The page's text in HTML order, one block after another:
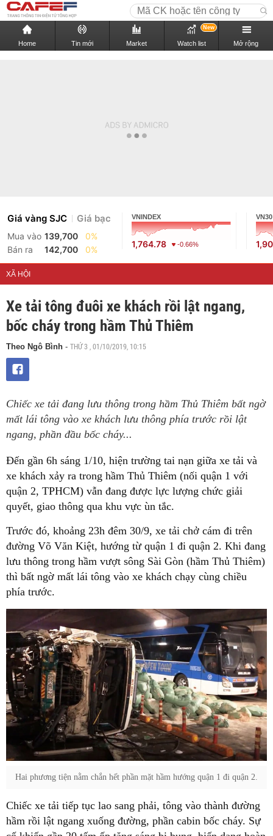
Home Tin mới Market Watch list
New
Mở rộng
Giá vàng SJC Giá bạc
Mua vào 139,700
0%
Bán ra
142,700 0%
VNINDEX
1,764.78 -0.66%
VN30
XÃ HỘI
Xe tải tông đuôi xe khách rồi lật ngang,
bốc cháy trong hầm Thủ Thiêm
Theo Ngô Bình - THỨ 3 , 01/10/2019, 10:15
Chiếc xe tải đang lưu thông trong hầm Thủ Thiêm bất ngờ
mất lái tông vào xe khách lưu thông phía trước rồi lật
ngang, phần đầu bốc cháy...
Đến gần 6h sáng 1/10, hiện trường tai nạn giữa xe tải và
xe khách xảy ra trong hầm Thủ Thiêm (nối quận 1 với
quận 2, TPHCM) vẫn đang được lực lượng chức giải
quyết, giao thông qua khu vực ùn tắc.
Trước đó, khoảng 23h đêm 30/9, xe tải chở cám đi trên
đường Võ Văn Kiệt, hướng từ quận 1 đi quận 2. Khi đang
lưu thông trong hầm vượt sông Sài Gòn (hầm Thủ Thiêm)
thì bất ngờ mất lái tông vào xe khách chạy cùng chiều
phía trước.
Hai phương tiện nằm chắn hết phần mặt hầm hướng quận 1 đi quận 2.
Chiếc xe tải tiếp tục lao sang phải, tông vào thành đường
hầm rồi lật ngang xuống đường, phần cabin bốc cháy. Sự